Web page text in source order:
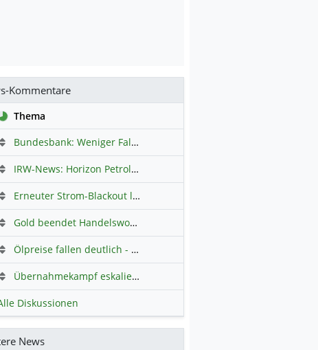
Kommentare
Thema
Bundesbank: Weniger Falschgeld in Deutschland
IRW-News: Horizon Petroleum Ltd. : Horizon Petroleum beginnt mit der Testförderung im Projekt Lachowice in Polen und schließt die Platzierung einer überzeichneten Wandelanleihe ab
Erneuter Strom-Blackout legt ganz Kuba lahm
Gold beendet Handelswoche mit Knall: Barrick Mining – Ist diese Aktie wieder ein Kauf?
Ölpreise fallen deutlich - Fortschritte zwischen USA und Iran belasten
Übernahmekampf eskaliert: Wird die Commerzbank italienisch?
Diskussionen
News